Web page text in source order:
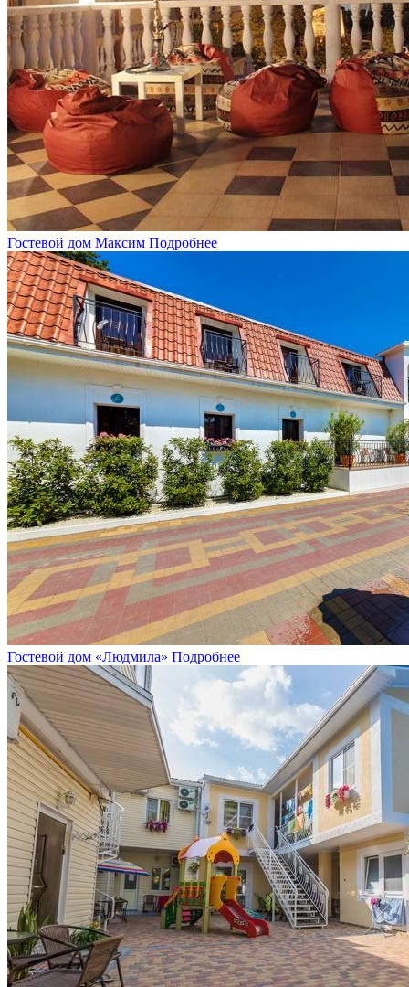
Гостевой дом Максим Подробнее
Гостевой дом «Людмила» Подробнее